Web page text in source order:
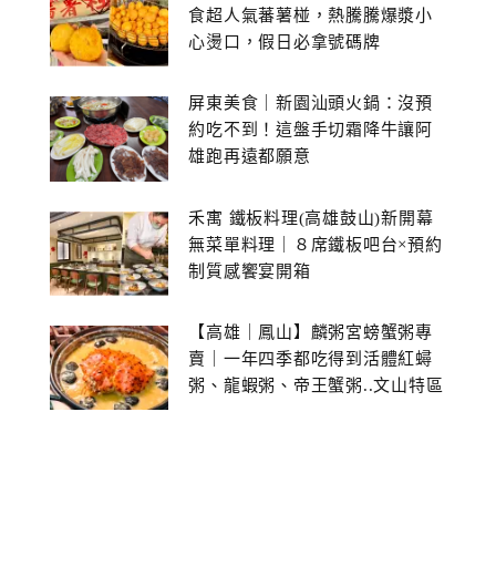
食超人氣蕃薯椪，熱騰騰爆漿小
心燙口，假日必拿號碼牌
屏東美食｜新園汕頭火鍋：沒預
約吃不到！這盤手切霜降牛讓阿
雄跑再遠都願意
禾寓 鐵板料理(高雄鼓山)新開幕
無菜單料理｜８席鐵板吧台×預約
制質感饗宴開箱
【高雄｜鳳山】麟粥宮螃蟹粥專
賣｜一年四季都吃得到活體紅蟳
粥、龍蝦粥、帝王蟹粥..文山特區